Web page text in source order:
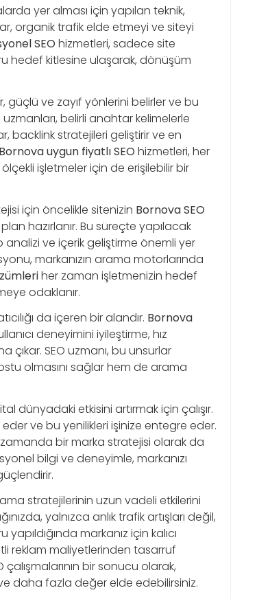
yer alması için yapılan teknik,
organik trafik elde etmeyi ve siteyi
SEO hizmetleri, sadece site
hedef kitlesine ulaşarak, dönüşüm
güçlü ve zayıf yönlerini belirler ve bu
belirli anahtar kelimelerle
backlink stratejileri geliştirir ve en
Bornova uygun fiyatlı SEO hizmetleri, her
işletmeler için de erişilebilir bir
için öncelikle sitenizin Bornova SEO
hazırlanır. Bu süreçte yapılacak
ve içerik geliştirme önemli yer
markanızın arama motorlarında
her zaman işletmenizin hedef
odaklanır.
da içeren bir alandır. Bornova
deneyimini iyileştirme, hız
SEO uzmanı, bu unsurlar
olmasını sağlar hem de arama
dünyadaki etkisini artırmak için çalışır.
ve bu yenilikleri işinize entegre eder.
zamanda bir marka stratejisi olarak da
bilgi ve deneyimle, markanızı
stratejilerinin uzun vadeli etkilerini
yalnızca anlık trafik artışları değil,
markanız için kalıcı
reklam maliyetlerinden tasarruf
bir sonucu olarak,
daha fazla değer elde edebilirsiniz.